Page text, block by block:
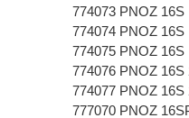
774073 PNOZ 16S
774074 PNOZ 16S
774075 PNOZ
774076 PNOZ
774077 PNOZ
777070 PNOZ